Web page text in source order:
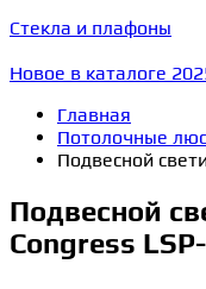
Стекла и плафоны
Новое в каталоге
Главная
Потолочные
Подвесной
Подвесной
Congress